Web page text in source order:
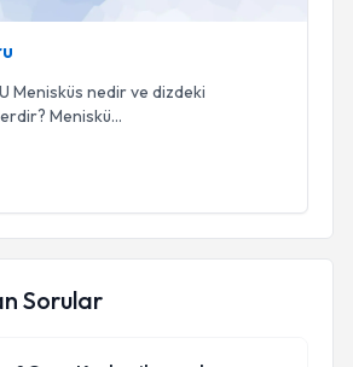
fonksiyonları nelerdir? Meniskü...
Sorular